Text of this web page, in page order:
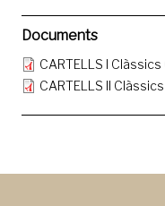
Documents
CARTELLS I
CARTELLS II